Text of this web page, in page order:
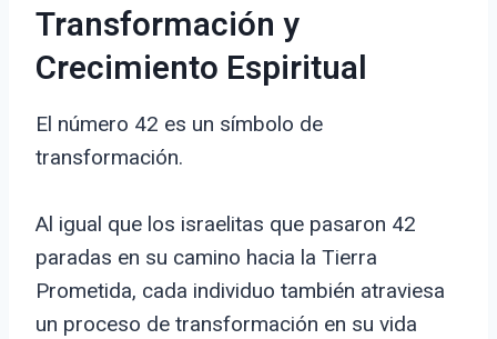
Transformación y
Crecimiento Espiritual
El número 42 es un símbolo de
transformación.
Al igual que los israelitas que pasaron 42
paradas en su camino hacia la Tierra
Prometida, cada individuo también atraviesa
un proceso de transformación en su vida